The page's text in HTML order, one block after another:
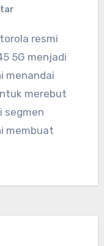
5G menjadi
menandai
merebut
segmen
membuat